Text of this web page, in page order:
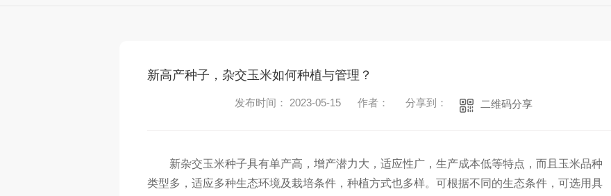
新高产种子，杂交玉米如何种植与管理？
发布时间： 2023-05-15 作者： 分享到： 二维码分享
新杂交玉米种子具有单产高，增产潜力大，适应性广，生产成本低等特点，而且玉米品种
类型多，适应多种生态环境及栽培条件，种植方式也多样。可根据不同的生态条件，可选用具